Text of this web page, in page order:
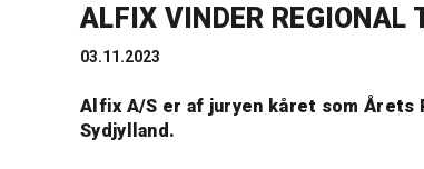
ALFIX VINDER REGIONAL
03.11.2023
Alfix A/S er af juryen kåret som Årets
Sydjylland.